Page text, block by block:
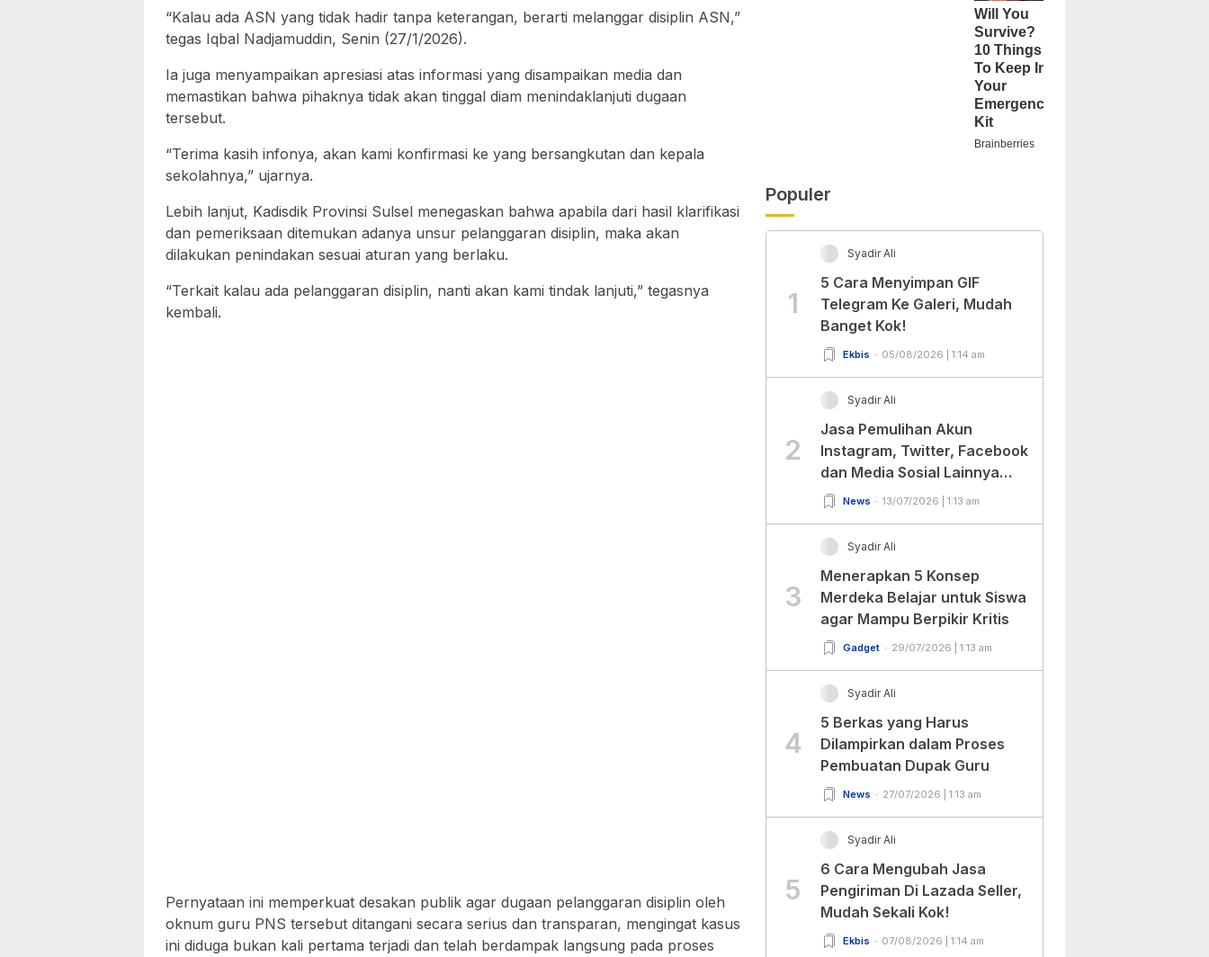
“Kalau ada ASN yang tidak hadir tanpa keterangan, berarti melanggar disiplin ASN,”
tegas Iqbal Nadjamuddin, Senin (27/1/2026).
Ia juga menyampaikan apresiasi atas informasi yang disampaikan media dan
memastikan bahwa pihaknya tidak akan tinggal diam menindaklanjuti dugaan
tersebut.
“Terima kasih infonya, akan kami konfirmasi ke yang bersangkutan dan kepala
sekolahnya,” ujarnya.
Lebih lanjut, Kadisdik Provinsi Sulsel menegaskan bahwa apabila dari hasil klarifikasi
dan pemeriksaan ditemukan adanya unsur pelanggaran disiplin, maka akan
dilakukan penindakan sesuai aturan yang berlaku.
“Terkait kalau ada pelanggaran disiplin, nanti akan kami tindak lanjuti,” tegasnya
kembali.
Pernyataan ini memperkuat desakan publik agar dugaan pelanggaran disiplin oleh
oknum guru PNS tersebut ditangani secara serius dan transparan, mengingat kasus
ini diduga bukan kali pertama terjadi dan telah berdampak langsung pada proses
Populer
1
Syadir Ali
5 Cara Menyimpan GIF
Telegram Ke Galeri, Mudah
Banget Kok!
Ekbis 05/08/2026 | 1:14 am
2
Syadir Ali
Jasa Pemulihan Akun
Instagram, Twitter, Facebook
dan Media Sosial Lainnya
(Update Terbaru 2022)
News 13/07/2026 | 1:13 am
3
Syadir Ali
Menerapkan 5 Konsep
Merdeka Belajar untuk Siswa
agar Mampu Berpikir Kritis
Gadget 29/07/2026 | 1:13 am
4
Syadir Ali
5 Berkas yang Harus
Dilampirkan dalam Proses
Pembuatan Dupak Guru
News 27/07/2026 | 1:13 am
5
Syadir Ali
6 Cara Mengubah Jasa
Pengiriman Di Lazada Seller,
Mudah Sekali Kok!
Ekbis 07/08/2026 | 1:14 am